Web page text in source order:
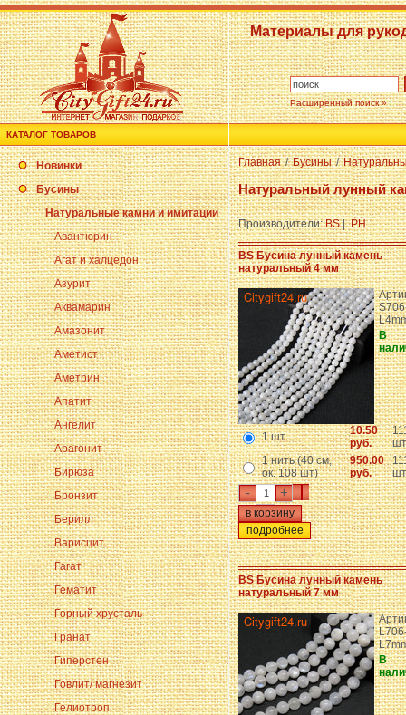
Материалы для
Расширенный поиск »
КАТАЛОГ ТОВАРОВ
Новинки
Бусины
Натуральные камни и имитации
Авантюрин
Агат и халцедон
Азурит
Аквамарин
Амазонит
Аметист
Аметрин
Апатит
Ангелит
Арагонит
Бирюза
Бронзит
Берилл
Варисцит
Гагат
Гематит
Горный хрусталь
Гранат
Гиперстен
Говлит/ магнезит
Гелиотроп
Главная / Бусины /
Натуральный лунный
Производители:BS| PH
BS Бусина лунный камень
натуральный 4 мм
В
1 шт
10.50
руб.
1 нить (40 см,
ок. 108 шт)
950.00
руб.
- +
подробнее
BS Бусина лунный камень
натуральный 7 мм
В